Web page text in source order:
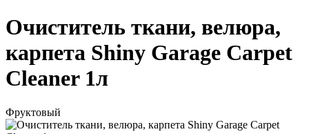
Очиститель ткани, велюра,
карпета Shiny Garage Carpet
Cleaner 1л
Фруктовый